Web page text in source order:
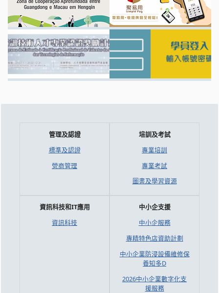
管理及認證
標準及認證
營商管理
培訓及考試
專業培訓
專業考試
圖書及學習資源
資訊科技和IT應用
資訊科技
中小企支援
中小企服務
專精特色店資助計劃
中小企業防浸設備維修保
養知多D
2026中小企業數字化支
援服務